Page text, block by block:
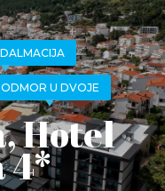
ODMOR U DVOJE
Hotel
4*